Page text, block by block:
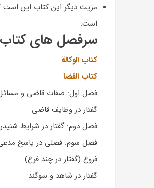
مزیت دیگر این کتاب این است
است.
سرفصل های کتاب
کتاب الوکالة
کتاب القضا
فصل اول: صفات قاضی و
گفتار در وظایف قاضی
فصل دوم: گفتار در شرایط
فصل سوم: فصلی در پاسخ مدعی
فروع (گفتار در چند فرع)
گفتار در شاهد و سوگند